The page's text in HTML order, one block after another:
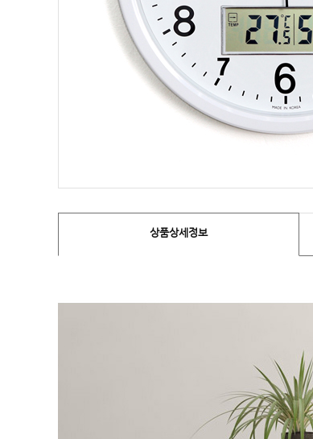
상품상세정보